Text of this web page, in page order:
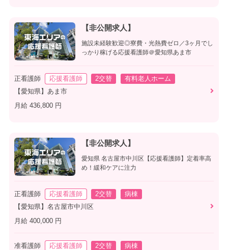
【非公開求人】
施設未経験歓迎◎寮費・光熱費ゼロ／3ヶ月でし
っかり稼げる応援看護師＠愛知県あま市
正看護師 応援看護師 2交替
有料老人ホーム
【愛知県】あま市
月給 436,800 円
【非公開求人】
愛知県 名古屋市中川区【応援看護師】定着率高
め！緩和ケアに注力
正看護師 応援看護師 2交替
病棟
【愛知県】名古屋市中川区
月給 400,000 円
准看護師 応援看護師 2交替
病棟